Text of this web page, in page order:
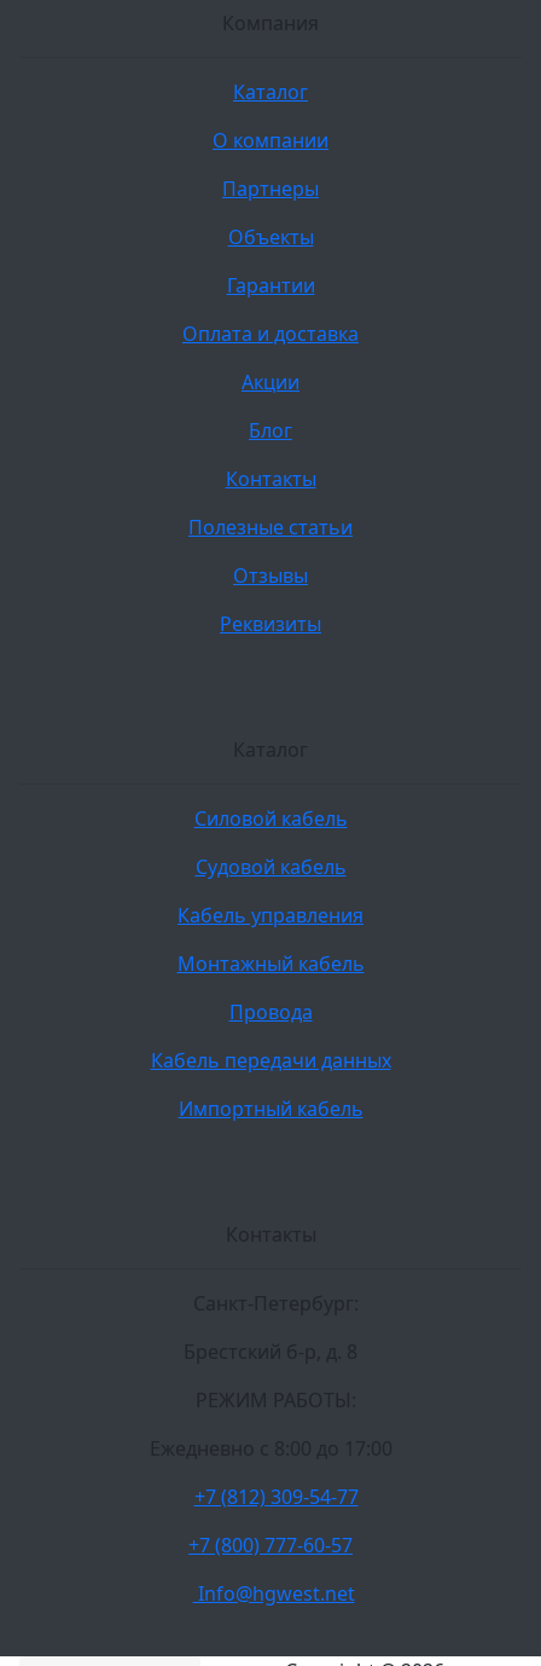
Компания
Каталог
О компании
Партнеры
Объекты
Гарантии
Оплата и доставка
Акции
Блог
Контакты
Полезные статьи
Отзывы
Реквизиты
Каталог
Силовой кабель
Судовой кабель
Кабель управления
Монтажный кабель
Провода
Кабель передачи данных
Импортный кабель
Контакты
Санкт-Петербург:
Брестский б-р, д. 8
РЕЖИМ РАБОТЫ:
Ежедневно c 8:00 до 17:00
+7 (812) 309-54-77
+7 (800) 777-60-57
Info@hgwest.net